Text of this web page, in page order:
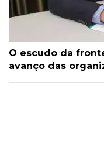
O escudo da
avanço das